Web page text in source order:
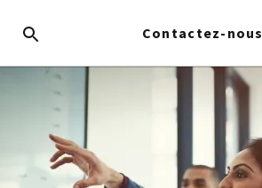
Contactez-nous